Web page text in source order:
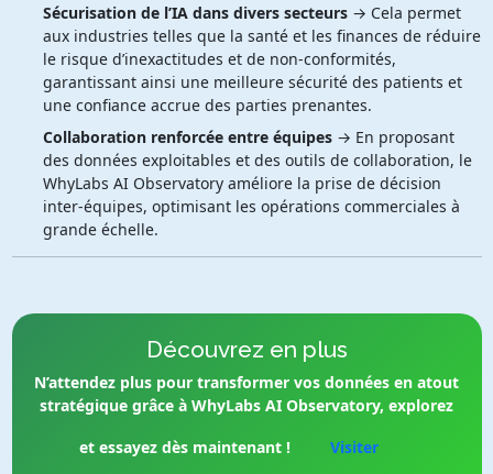
Sécurisation de l’IA dans divers secteurs→ Cela permet
aux industries telles que la santé et les finances de réduire
le risque d’inexactitudes et de non-conformités,
garantissant ainsi une meilleure sécurité des patients et
une confiance accrue des parties prenantes.
Collaboration renforcée entre équipes→ En proposant
des données exploitables et des outils de collaboration, le
WhyLabs AI Observatory améliore la prise de décision
inter-équipes, optimisant les opérations commerciales à
grande échelle.
Découvrez en plus
N’attendez plus pour transformer vos données en atout
stratégique grâce à WhyLabs AI Observatory, explorez
et essayez dès maintenant !
Visiter